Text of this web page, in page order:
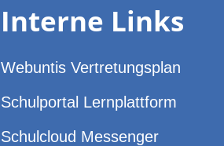
Interne Links
Webuntis Vertretungsplan
Schulportal Lernplattform
Schulcloud Messenger